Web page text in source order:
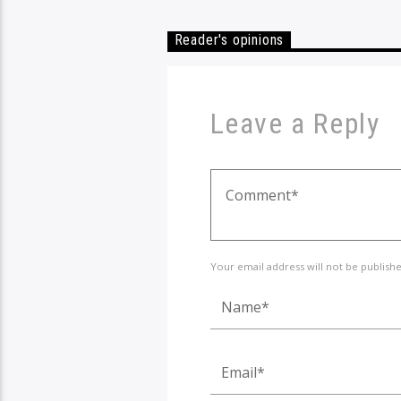
Reader's opinions
Leave a Reply
Your email address will not be